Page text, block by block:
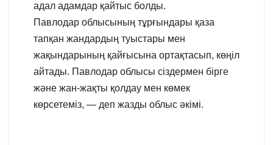
адал адамдар қайтыс болды.
Павлодар облысының тұрғындары қаза
тапқан жандардың туыстары мен
жақындарының қайғысына ортақтасып, көңіл
айтады. Павлодар облысы сіздермен бірге
және жан-жақты қолдау мен көмек
көрсетеміз, — деп жазды облыс әкімі.